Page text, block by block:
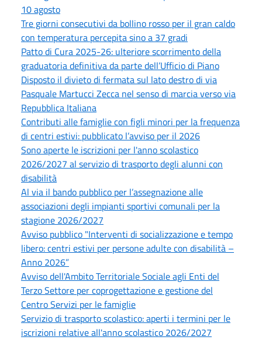
10 agosto
Tre giorni consecutivi da bollino rosso per il gran caldo
con temperatura percepita sino a 37 gradi
Patto di Cura 2025-26: ulteriore scorrimento della
graduatoria definitiva da parte dell’Ufficio di Piano
Disposto il divieto di fermata sul lato destro di via
Pasquale Martucci Zecca nel senso di marcia verso via
Repubblica Italiana
Contributi alle famiglie con figli minori per la frequenza
di centri estivi: pubblicato l’avviso per il 2026
Sono aperte le iscrizioni per l'anno scolastico
2026/2027 al servizio di trasporto degli alunni con
disabilità
Al via il bando pubblico per l’assegnazione alle
associazioni degli impianti sportivi comunali per la
stagione 2026/2027
Avviso pubblico "Interventi di socializzazione e tempo
libero: centri estivi per persone adulte con disabilità –
Anno 2026”
Avviso dell'Ambito Territoriale Sociale agli Enti del
Terzo Settore per coprogettazione e gestione del
Centro Servizi per le famiglie
Servizio di trasporto scolastico: aperti i termini per le
iscrizioni relative all'anno scolastico 2026/2027